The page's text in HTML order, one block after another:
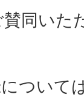
同いた
ついて